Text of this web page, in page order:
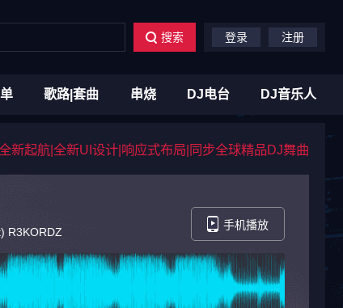
搜索 登录 注册
歌路|套曲 串烧 DJ电台 DJ音乐人
新起航|全新UI设计|响应式布局|同步全球精品DJ舞曲
R3KORDZ
手机播放